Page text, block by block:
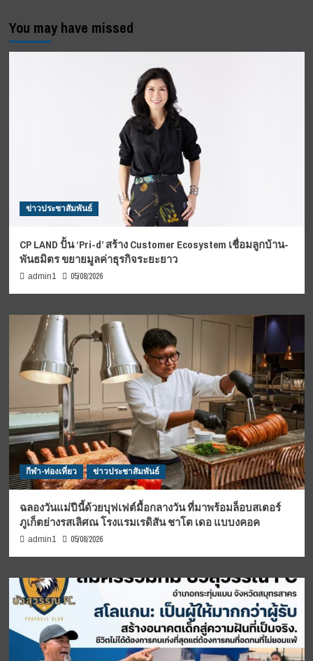
You may have missed
ข่าวประชาสัมพันธ์
CP LAND ปั้น ‘Pri-d’ สร้าง Customer Ecosystem เชื่อมลูกบ้าน-
พันธมิตร ขยายมูลค่าธุรกิจระยะยาว
admin1 05/08/2026
กีฬา-ท่องเที่ยว ข่าวประชาสัมพันธ์
ฉลองวันแม่ปีนี้ด้วยบุฟเฟต์มื้อกลางวัน ที่มาพร้อมล็อบสเตอร์
ภูเก็ตย่างรสเลิศณ โรงแรมเรดิสัน ชาโต เดอ แบบงคอค
admin1 05/08/2026